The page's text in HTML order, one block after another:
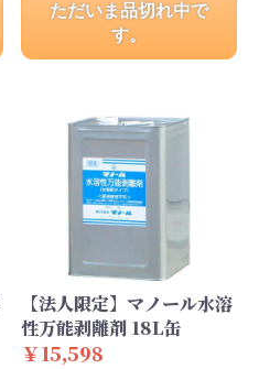
ただいま品切れ中で
す。
【法人限定】マノール水溶
性万能剥離剤 18L缶
￥15,598